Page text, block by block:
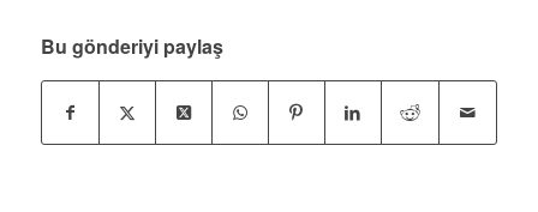
Bu gönderiyi paylaş